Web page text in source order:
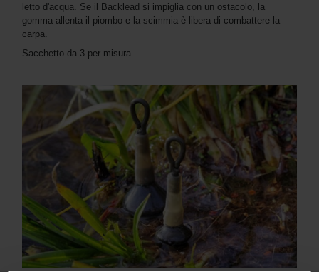
letto d'acqua. Se il Backlead si impiglia con un ostacolo, la
gomma allenta il piombo e la scimmia è libera di combattere la
carpa.
Sacchetto da 3 per misura.